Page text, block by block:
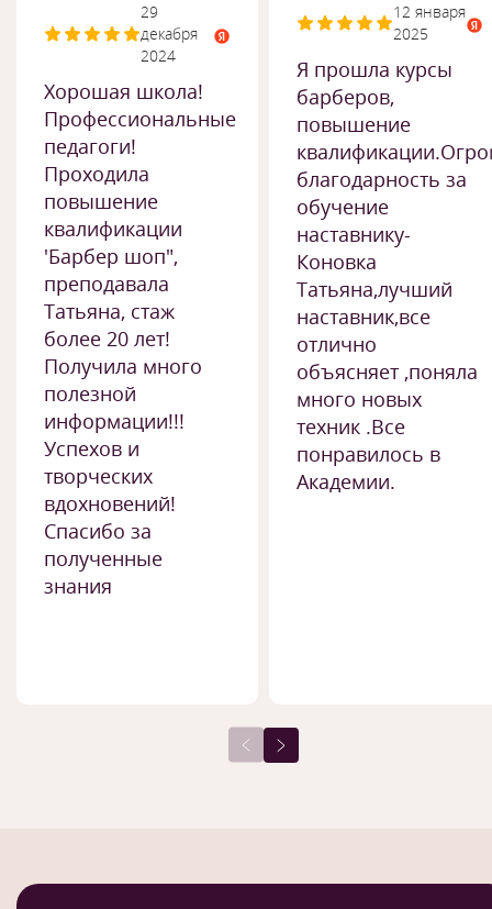
29
декабря
2024
Хорошая школа!
Профессиональные
педагоги!
Проходила
повышение
квалификации
'Барбер шоп",
преподавала
Татьяна, стаж
более 20 лет!
Получила много
полезной
информации!!!
Успехов и
творческих
вдохновений!
Спасибо за
полученные
знания
12 января
2025
Я прошла курсы
барберов,
повышение
благодарность за
обучение
наставнику-
Коновка
Татьяна,лучший
наставник,все
отлично
объясняет ,поняла
много новых
техник .Все
понравилось в
Академии.